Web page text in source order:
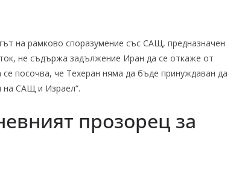
на рамково споразумение със САЩ, предназначен
не съдържа задължение Иран да се откаже от
посочва, че Техеран няма да бъде принуждаван да
на САЩ и Израел“.
прозорец за